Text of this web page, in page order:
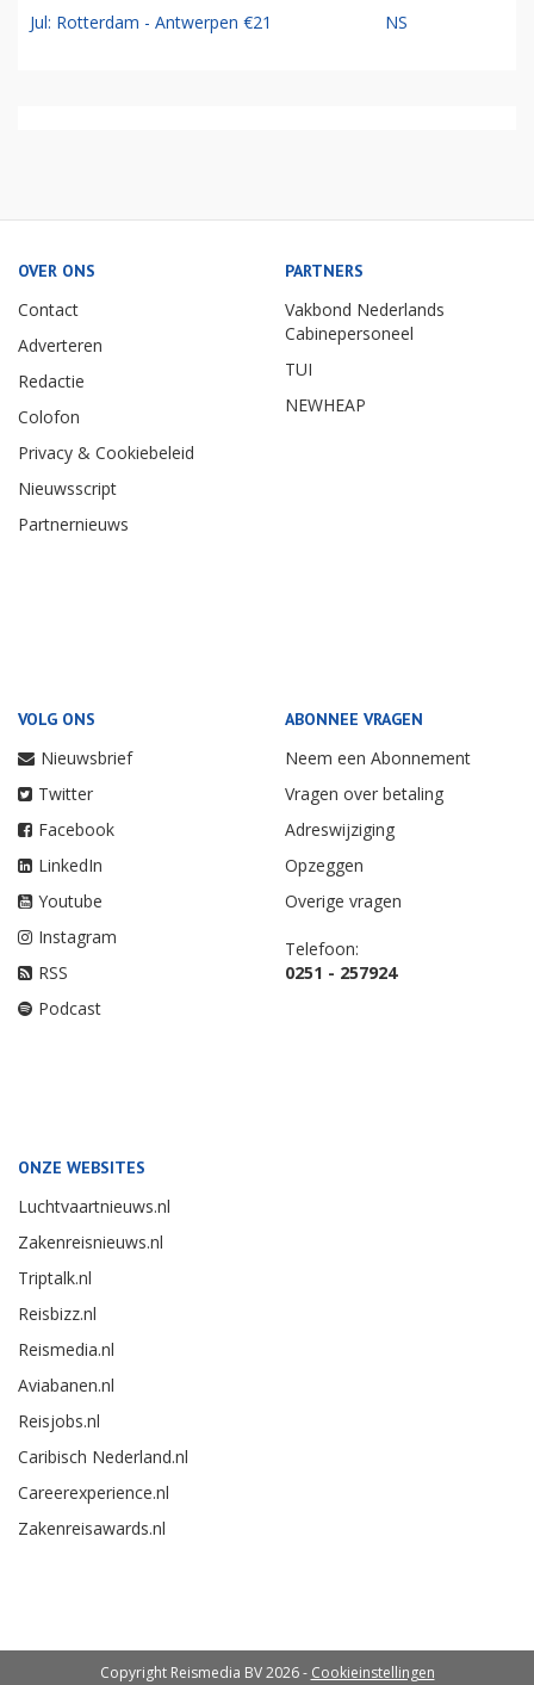
Jul: Rotterdam - Antwerpen €21 NS
OVER ONS
Contact
Adverteren
Redactie
Colofon
Privacy & Cookiebeleid
Nieuwsscript
Partnernieuws
PARTNERS
Vakbond Nederlands
Cabinepersoneel
TUI
NEWHEAP
VOLG ONS
Nieuwsbrief
Twitter
Facebook
LinkedIn
Youtube
Instagram
RSS
Podcast
ABONNEE VRAGEN
Neem een Abonnement
Vragen over betaling
Adreswijziging
Opzeggen
Overige vragen
Telefoon:
0251 - 257924
ONZE WEBSITES
Luchtvaartnieuws.nl
Zakenreisnieuws.nl
Triptalk.nl
Reisbizz.nl
Reismedia.nl
Aviabanen.nl
Reisjobs.nl
Caribisch Nederland.nl
Careerexperience.nl
Zakenreisawards.nl
Copyright Reismedia BV 2026 - Cookieinstellingen